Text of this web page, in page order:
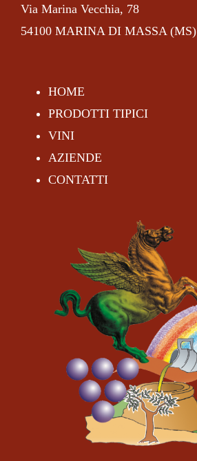
Via Marina Vecchia, 78
54100 MARINA DI MASSA (MS)
HOME
PRODOTTI TIPICI
VINI
AZIENDE
CONTATTI